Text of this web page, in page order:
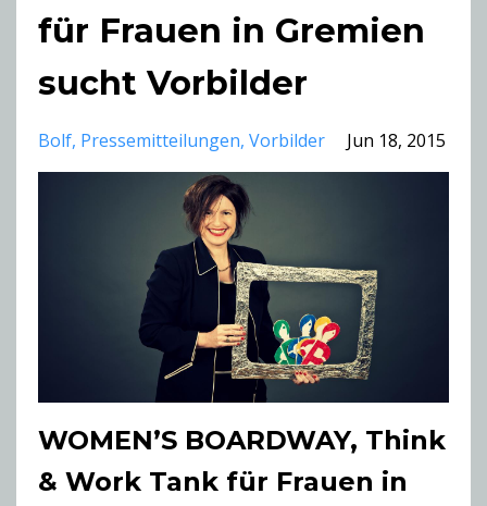
für Frauen in Gremien
sucht Vorbilder
Bolf Pressemitteilungen Vorbilder Jun 18, 2015
WOMEN’S BOARDWAY, Think
& Work Tank für Frauen in